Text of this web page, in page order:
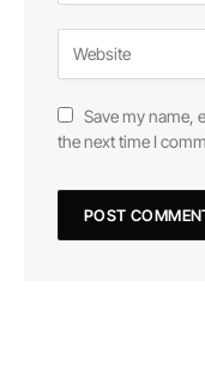
Save my name,
the next time I